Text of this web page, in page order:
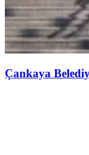
Çankaya